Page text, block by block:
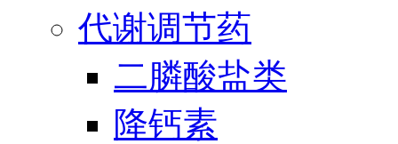
代谢调节药
二膦酸盐类
降钙素